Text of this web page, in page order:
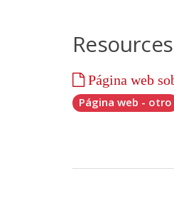
Página web
Página web - otro